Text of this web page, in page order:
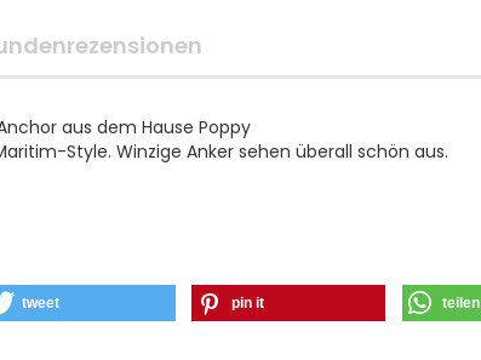
aus dem Hause Poppy
Style. Winzige Anker sehen überall schön aus.
tweet pin it teilen